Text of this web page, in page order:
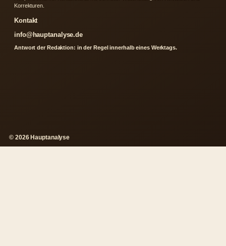
Korrekturen.
Kontakt
info@hauptanalyse.de
Antwort der Redaktion: in der Regel innerhalb eines Werktags.
© 2026 Hauptanalyse